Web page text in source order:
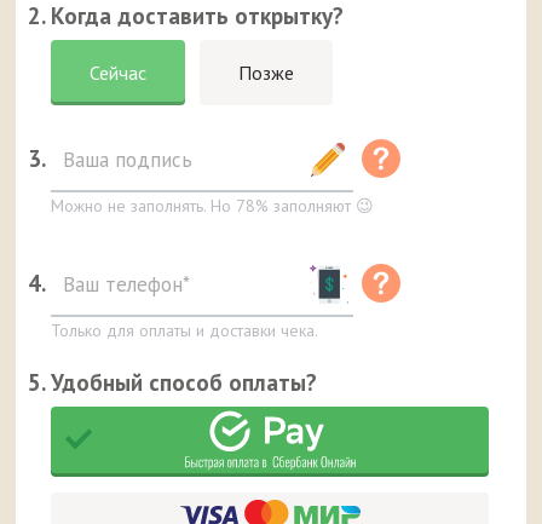
2. Когда доставить открытку?
Сейчас Позже
3.
Можно не заполнять. Но 78% заполняют 😉
4.
Только для оплаты и доставки чека.
5. Удобный способ оплаты?